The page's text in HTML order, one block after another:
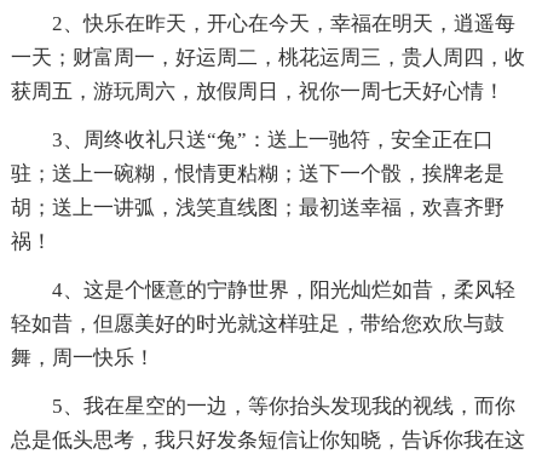
2、快乐在昨天，开心在今天，幸福在明天，逍遥每
一天；财富周一，好运周二，桃花运周三，贵人周四，收
获周五，游玩周六，放假周日，祝你一周七天好心情！
3、周终收礼只送“兔”：送上一驰符，安全正在口
驻；送上一碗糊，恨情更粘糊；送下一个骰，挨牌老是
胡；送上一讲弧，浅笑直线图；最初送幸福，欢喜齐野
祸！
4、这是个惬意的宁静世界，阳光灿烂如昔，柔风轻
轻如昔，但愿美好的时光就这样驻足，带给您欢欣与鼓
舞，周一快乐！
5、我在星空的一边，等你抬头发现我的视线，而你
总是低头思考，我只好发条短信让你知晓，告诉你我在这